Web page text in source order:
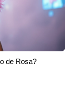
de Rosa?